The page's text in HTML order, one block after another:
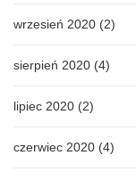
wrzesień 2020 (2)
sierpień 2020 (4)
lipiec 2020 (2)
czerwiec 2020 (4)